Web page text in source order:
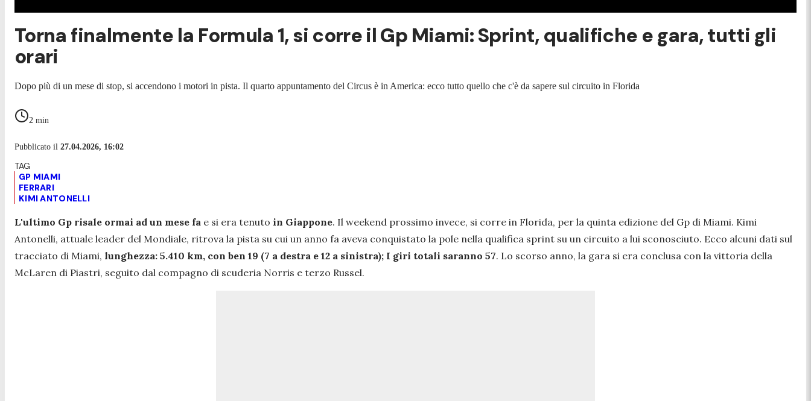
Torna finalmente la Formula 1, si corre il Gp Miami: Sprint, qualifiche e gara, tutti gli
orari
Dopo più di un mese di stop, si accendono i motori in pista. Il quarto appuntamento del Circus è in America: ecco tutto quello che c'è da sapere sul circuito in Florida
2 min
Pubblicato il 27.04.2026, 16:02
GP MIAMI
FERRARI
KIMI ANTONELLI
L'ultimo Gp risale ormai ad un mese fa e si era tenuto in Giappone. Il weekend prossimo invece, si corre in Florida, per la quinta edizione del Gp di Miami. Kimi
Antonelli, attuale leader del Mondiale, ritrova la pista su cui un anno fa aveva conquistato la pole nella qualifica sprint su un circuito a lui sconosciuto. Ecco alcuni dati sul
tracciato di Miami, lunghezza: 5.410 km, con ben 19 (7 a destra e 12 a sinistra); I giri totali saranno 57. Lo scorso anno, la gara si era conclusa con la vittoria della
McLaren di Piastri, seguito dal compagno di scuderia Norris e terzo Russel.